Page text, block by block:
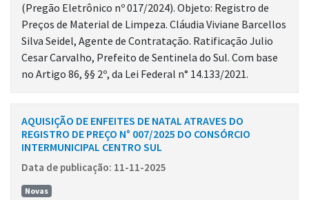
(Pregão Eletrônico nº 017/2024). Objeto: Registro de
Preços de Material de Limpeza. Cláudia Viviane Barcellos
Silva Seidel, Agente de Contratação. Ratificação Julio
Cesar Carvalho, Prefeito de Sentinela do Sul. Com base
no Artigo 86, §§ 2º, da Lei Federal n° 14.133/2021.
AQUISIÇÃO DE ENFEITES DE NATAL ATRAVES DO
REGISTRO DE PREÇO N° 007/2025 DO CONSÓRCIO
INTERMUNICIPAL CENTRO SUL
Data de publicação: 11-11-2025
Novas